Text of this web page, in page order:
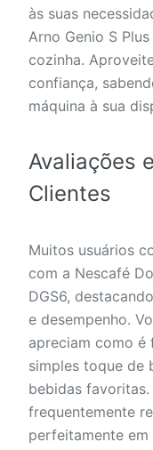
às suas
Arno Genio S
cozinha.
confiança,
máquina à sua
Avaliações
Clientes
Muitos usuários
com a Nescafé
DGS6,
e desempenho.
apreciam como é
simples toque de
bebidas favoritas.
frequentemente
perfeitamente